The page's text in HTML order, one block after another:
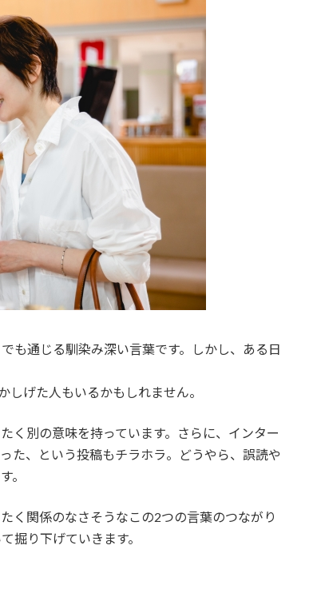
も通じる馴染み深い言葉です。しかし、ある日
しげた人もいるかもしれません。
く別の意味を持っています。さらに、インター
た、という投稿もチラホラ。どうやら、誤読や
。
く関係のなさそうなこの2つの言葉のつながり
掘り下げていきます。